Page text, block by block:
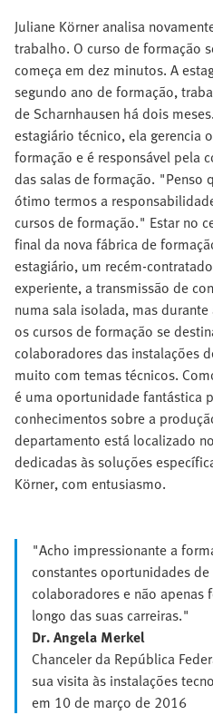
Juliane Körner analisa
trabalho. O curso de formação
começa em dez minutos. A
segundo ano de formação,
de Scharnhausen há dois
estagiário técnico, ela gerencia
formação e é responsável pela
das salas de formação. "Penso
ótimo termos a
cursos de formação." Estar no
final da nova fábrica de
estagiário, um recém-
experiente, a transmissão de
numa sala isolada, mas
os cursos de formação se
colaboradores das instalações
muito com temas técnicos.
é uma oportunidade fantástica
conhecimentos sobre a
departamento está localizado
dedicadas às soluções
Körner, com entusiasmo.
"Acho impressionante a
constantes oportunidades
colaboradores e não apenas
longo das suas carreiras."
Dr. Angela Merkel
Chanceler da República
sua visita às instalações
em 10 de março de 2016